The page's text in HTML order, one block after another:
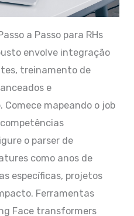
a Passo para RHs
envolve integração
treinamento de
e
mapeando o job
o parser de
como anos de
específicas, projetos
Ferramentas
Face transformers